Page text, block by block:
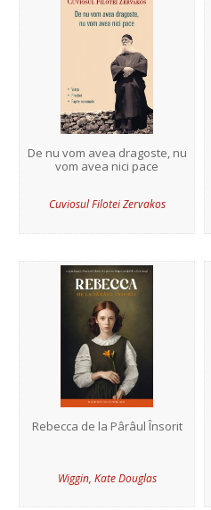
De nu vom avea dragoste, nu
vom avea nici pace
Cuviosul Filotei Zervakos
Rebecca de la Pârâul Însorit
Wiggin, Kate Douglas